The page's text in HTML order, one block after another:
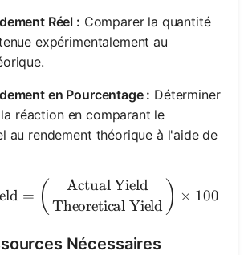
Réel : Comparer la quantité
expérimentalement au
en Pourcentage : Déterminer
réaction en comparant le
au rendement théorique à l'aide de
\text{Percentage Yield}
= ( Theoretical Yield
Actual Yield ) × 100
Nécessaires